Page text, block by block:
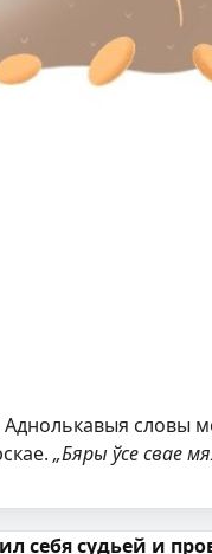
Аднолькавыя словы
„Бяры ўсе свае
себя судьей и